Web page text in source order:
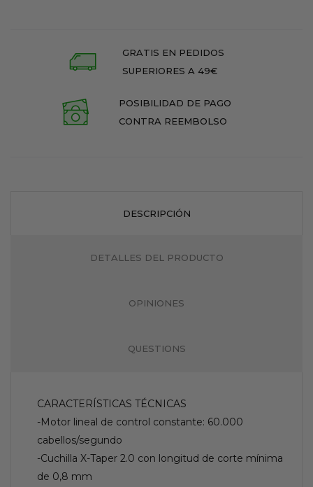
GRATIS EN PEDIDOS
SUPERIORES A 49€
POSIBILIDAD DE PAGO
CONTRA REEMBOLSO
DESCRIPCIÓN
DETALLES DEL PRODUCTO
OPINIONES
QUESTIONS
CARACTERÍSTICAS TÉCNICAS
-Motor lineal de control constante: 60.000
cabellos/segundo
-Cuchilla X-Taper 2.0 con longitud de corte mínima
de 0,8 mm